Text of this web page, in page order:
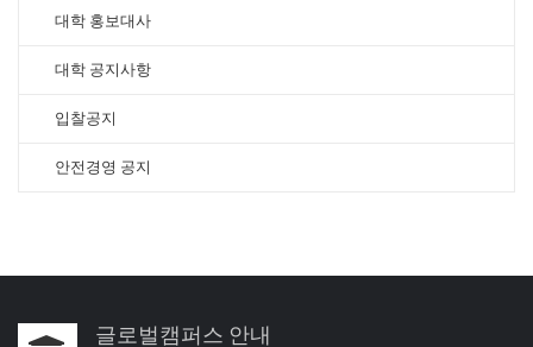
대학 홍보대사
대학 공지사항
입찰공지
안전경영 공지
글로벌캠퍼스 안내